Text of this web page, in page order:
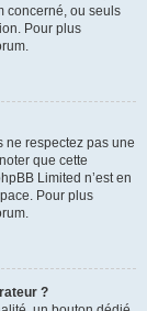
concerné, ou seuls
Pour plus
ne respectez pas une
que cette
Limited n’est en
Pour plus
?